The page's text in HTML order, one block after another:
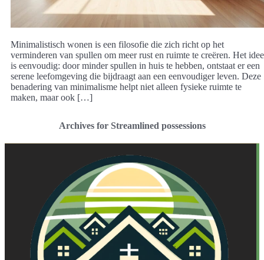
Minimalistisch wonen is een filosofie die zich richt op het
verminderen van spullen om meer rust en ruimte te creëren. Het idee
is eenvoudig: door minder spullen in huis te hebben, ontstaat er een
serene leefomgeving die bijdraagt aan een eenvoudiger leven. Deze
benadering van minimalisme helpt niet alleen fysieke ruimte te
maken, maar ook […]
Archives for Streamlined possessions